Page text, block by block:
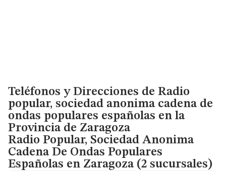
Teléfonos y Direcciones de Radio
popular, sociedad anonima cadena de
ondas populares españolas en la
Provincia de Zaragoza
Radio Popular, Sociedad Anonima
Cadena De Ondas Populares
Españolas en Zaragoza (2 sucursales)